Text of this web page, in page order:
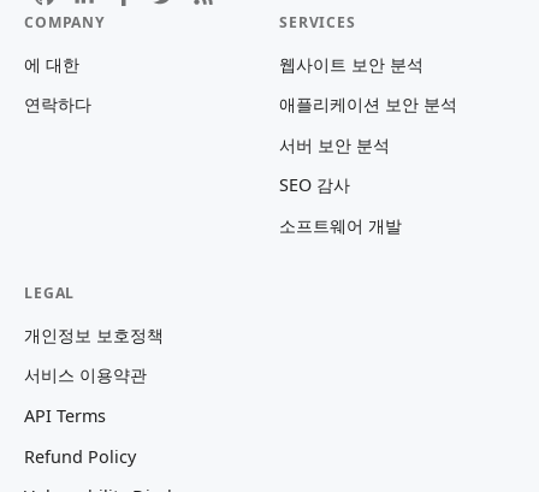
COMPANY
에 대한
연락하다
SERVICES
웹사이트 보안 분석
애플리케이션 보안 분석
서버 보안 분석
SEO 감사
소프트웨어 개발
LEGAL
개인정보 보호정책
서비스 이용약관
API Terms
Refund Policy